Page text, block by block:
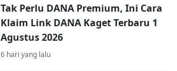
Tak Perlu DANA Premium, Ini Cara
Klaim Link DANA Kaget Terbaru 1
Agustus 2026
6 hari yang lalu